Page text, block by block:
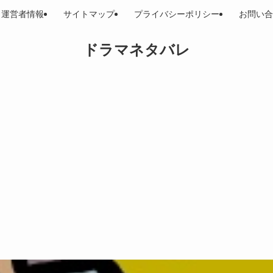
ドラマネタバレ
運営者情報 サイトマップ プライバシーポリシー お問い